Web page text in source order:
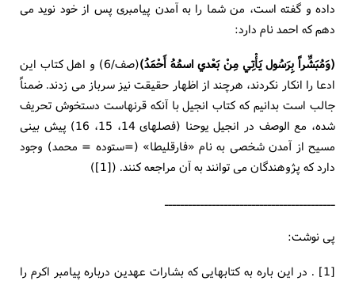
داده و گفته است، من شما را به آمدن پيامبرى پس از خود نويد مى
دهم كه احمد نام دارد:
(وَمُبَشِّراً بِرَسُول يَأْتِي مِنْ بَعْدي اسمُهُ أَحْمَدُ)
(صف/6) و اهل كتاب اين
ادعا را انكار نكردند، هرچند از اظهار حقيقت نيز سرباز مى زدند. ضمناً
جالب است بدانيم كه كتاب انجيل با آنكه قرنهاست دستخوش تحريف
شده، مع الوصف در انجيل يوحنا (فصلهاى 14، 15، 16) پيش بينى
مسيح از آمدن شخصى به نام «فارقليطا» (=ستوده = محمد) وجود
دارد كه پژوهندگان مى توانند به آن مراجعه كنند. ([1])
ـــــــــــــــــــــــــــــــــــــــــــ
پی نوشت:
[1] . در اين باره به كتابهايى كه بشارات عهدين درباره پيامبر اكرم را